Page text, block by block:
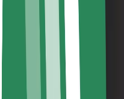
Vakansiyalar
Bolt haqqında
Bolt-da davamlılıq
Project Zero
Bloq